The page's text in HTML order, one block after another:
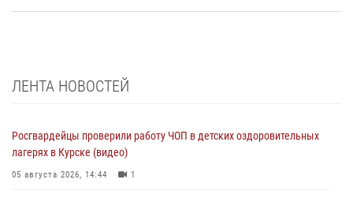
ЛЕНТА НОВОСТЕЙ
Росгвардейцы проверили работу ЧОП в детских оздоровительных
лагерях в Курске (видео)
05 августа 2026, 14:44 1